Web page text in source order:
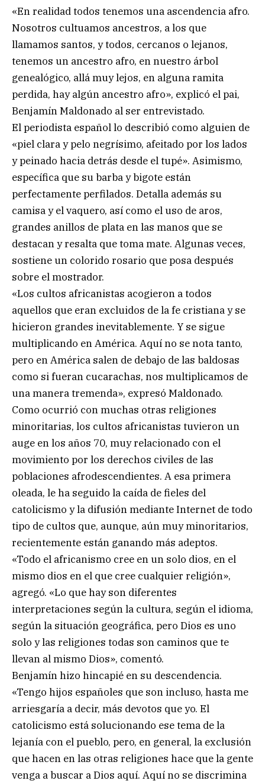
«En realidad todos tenemos una ascendencia afro.
Nosotros cultuamos ancestros, a los que
llamamos santos, y todos, cercanos o lejanos,
tenemos un ancestro afro, en nuestro árbol
genealógico, allá muy lejos, en alguna ramita
perdida, hay algún ancestro afro», explicó el pai,
Benjamín Maldonado al ser entrevistado.
El periodista español lo describió como alguien de
«piel clara y pelo negrísimo, afeitado por los lados
y peinado hacia detrás desde el tupé». Asimismo,
específica que su barba y bigote están
perfectamente perfilados. Detalla además su
camisa y el vaquero, así como el uso de aros,
grandes anillos de plata en las manos que se
destacan y resalta que toma mate. Algunas veces,
sostiene un colorido rosario que posa después
sobre el mostrador.
«Los cultos africanistas acogieron a todos
aquellos que eran excluidos de la fe cristiana y se
hicieron grandes inevitablemente. Y se sigue
multiplicando en América. Aquí no se nota tanto,
pero en América salen de debajo de las baldosas
como si fueran cucarachas, nos multiplicamos de
una manera tremenda», expresó Maldonado.
Como ocurrió con muchas otras religiones
minoritarias, los cultos africanistas tuvieron un
auge en los años 70, muy relacionado con el
movimiento por los derechos civiles de las
poblaciones afrodescendientes. A esa primera
oleada, le ha seguido la caída de fieles del
catolicismo y la difusión mediante Internet de todo
tipo de cultos que, aunque, aún muy minoritarios,
recientemente están ganando más adeptos.
«Todo el africanismo cree en un solo dios, en el
mismo dios en el que cree cualquier religión»,
agregó. «Lo que hay son diferentes
interpretaciones según la cultura, según el idioma,
según la situación geográfica, pero Dios es uno
solo y las religiones todas son caminos que te
llevan al mismo Dios», comentó.
Benjamín hizo hincapié en su descendencia.
«Tengo hijos españoles que son incluso, hasta me
arriesgaría a decir, más devotos que yo. El
catolicismo está solucionando ese tema de la
lejanía con el pueblo, pero, en general, la exclusión
que hacen en las otras religiones hace que la gente
venga a buscar a Dios aquí. Aquí no se discrimina